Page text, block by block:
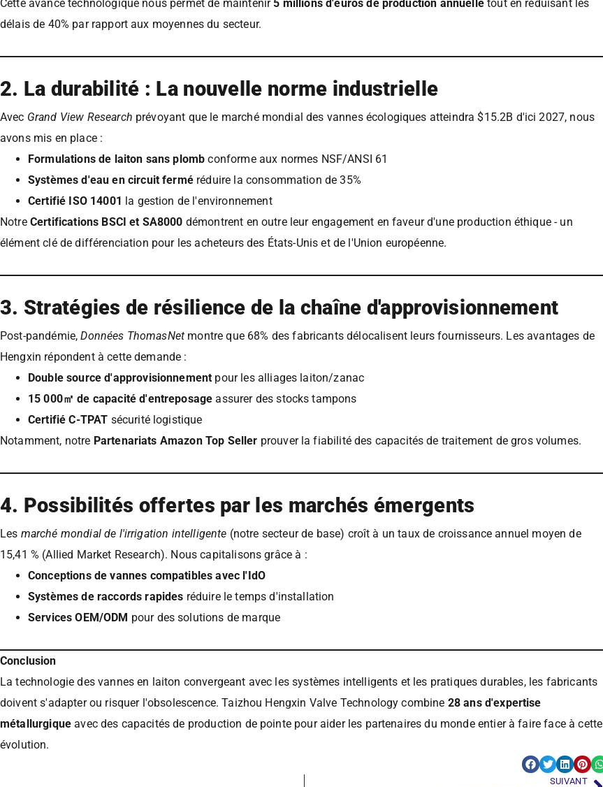
Cette avance technologique nous permet de maintenir5 millions d'euros de production annuelletout en réduisant les
délais de 40% par rapport aux moyennes du secteur.
2. La durabilité : La nouvelle norme industrielle
Avec Grand View Research prévoyant que le marché mondial des vannes écologiques atteindra $15.2B d'ici 2027, nous
avons mis en place :
Formulations de laiton sans plomb conforme aux normes NSF/ANSI 61
Systèmes d'eau en circuit ferméréduire la consommation de 35%
Certifié ISO 14001 la gestion de l'environnement
Notre Certifications BSCI et SA8000 démontrent en outre leur engagement en faveur d'une production éthique - un
élément clé de différenciation pour les acheteurs des États-Unis et de l'Union européenne.
3. Stratégies de résilience de la chaîne d'approvisionnement
Post-pandémie,Données ThomasNet montre que 68% des fabricants délocalisent leurs fournisseurs. Les avantages de
Hengxin répondent à cette demande :
Double source d'approvisionnement pour les alliages laiton/zanac
15 000㎡ de capacité d'entreposage assurer des stocks tampons
Certifié C-TPAT sécurité logistique
Notamment, notre Partenariats Amazon Top Seller prouver la fiabilité des capacités de traitement de gros volumes.
4. Possibilités offertes par les marchés émergents
Les marché mondial de l'irrigation intelligente (notre secteur de base) croît à un taux de croissance annuel moyen de
15,41 % (Allied Market Research). Nous capitalisons grâce à :
Conceptions de vannes compatibles avec l'IdO
Systèmes de raccords rapides réduire le temps d'installation
Services OEM/ODM pour des solutions de marque
Conclusion
La technologie des vannes en laiton convergeant avec les systèmes intelligents et les pratiques durables, les fabricants
doivent s'adapter ou risquer l'obsolescence. Taizhou Hengxin Valve Technology combine 28 ans d'expertise
métallurgique avec des capacités de production de pointe pour aider les partenaires du monde entier à faire face à cette
évolution.
SUIVANT